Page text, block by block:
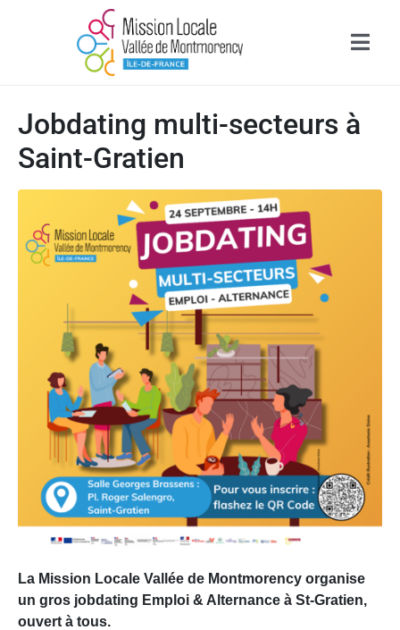
Jobdating multi-secteurs à
Saint-Gratien
La Mission Locale Vallée de Montmorency organise
un gros jobdating Emploi & Alternance à St-Gratien,
ouvert à tous.